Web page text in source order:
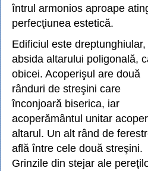
întrul armonios aproape
perfecţiunea estetică.
Edificiul este dreptunghiular,
absida altarului poligonală,
obicei. Acoperişul are două
rânduri de streşini care
înconjoară biserica, iar
acoperământul unitar
altarul. Un alt rând de
află între cele două streşini.
Grinzile din stejar ale